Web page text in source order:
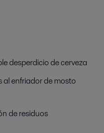
desperdicio de cerveza
al enfriador de mosto
de residuos